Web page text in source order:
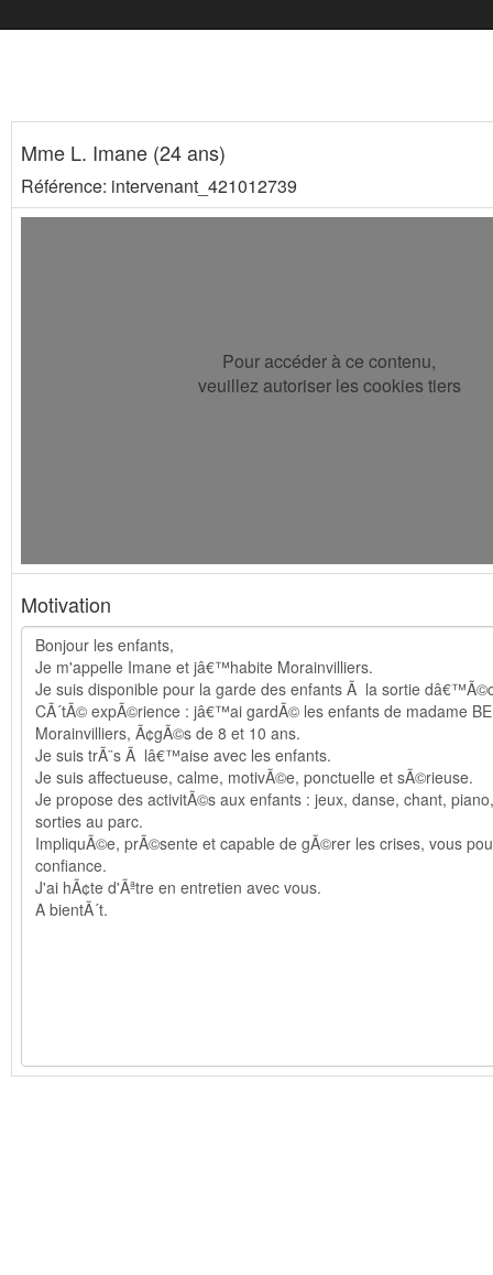
Mme L. Imane (24 ans)
Référence: intervenant_421012739
Pour accéder à ce contenu,
veuillez autoriser les cookies tiers
Motivation